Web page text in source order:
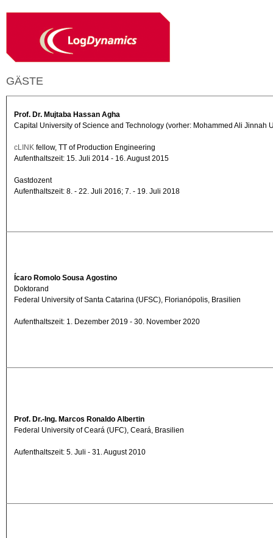
GÄSTE
Prof. Dr. Mujtaba Hassan Agha
Capital University of Science and Technology (vorher: Mohammed Ali Jinnah
cLINKfellow, TT of Production Engineering
Aufenthaltszeit: 15. Juli 2014 - 16. August 2015
Gastdozent
Aufenthaltszeit: 8. - 22. Juli 2016; 7. - 19. Juli 2018
Ícaro Romolo Sousa Agostino
Doktorand
Federal University of Santa Catarina (UFSC), Florianópolis, Brasilien
Aufenthaltszeit: 1. Dezember 2019 - 30. November 2020
Prof. Dr.-Ing. Marcos Ronaldo Albertin
Federal University of Ceará (UFC), Ceará, Brasilien
Aufenthaltszeit: 5. Juli - 31. August 2010